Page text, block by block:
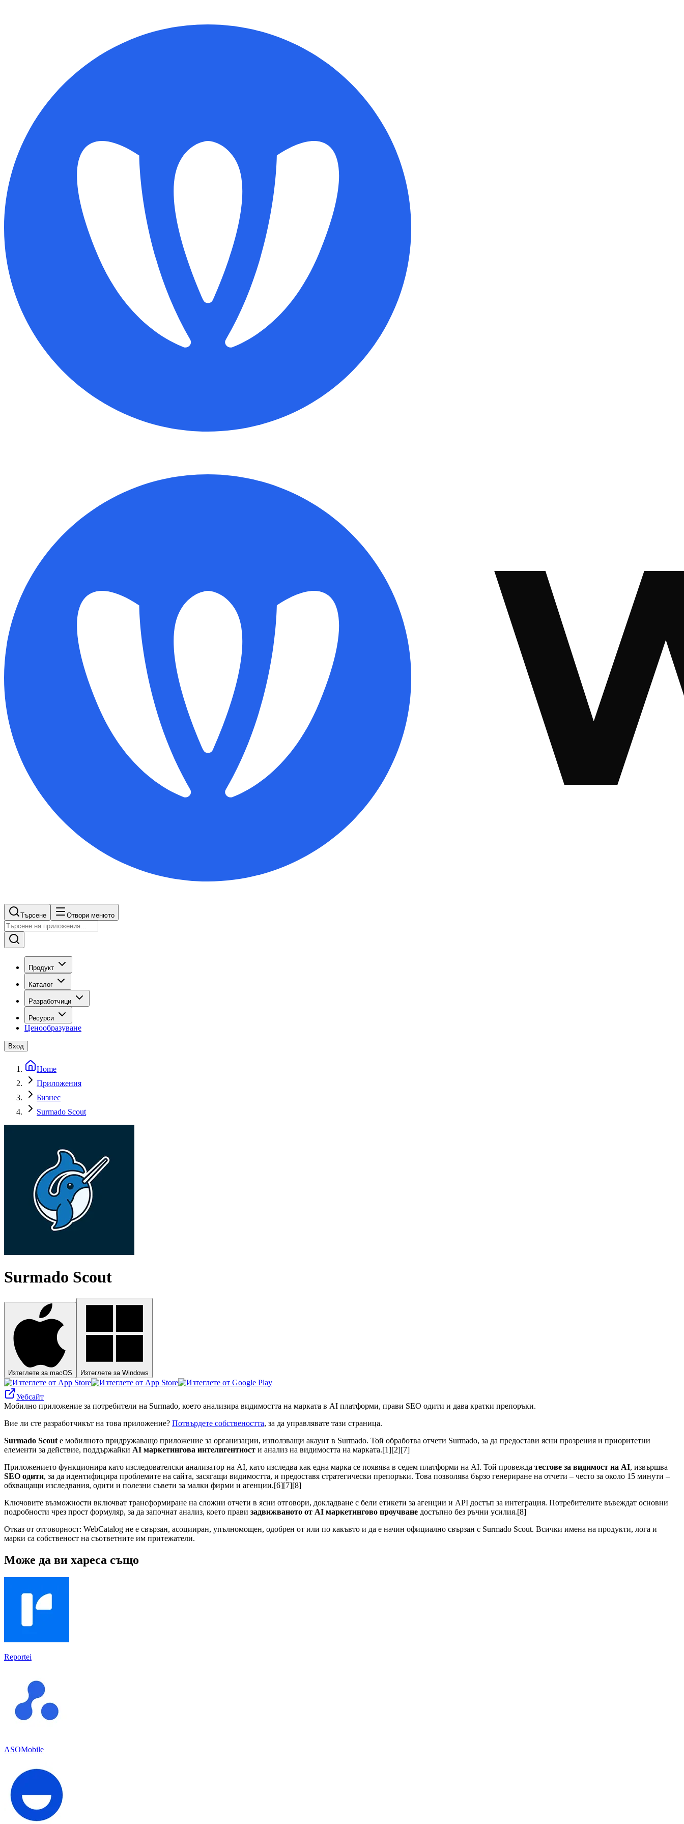
Търсене Отвори менюто
Продукт
Каталог
Разработчици
Ресурси
Ценообразуване
Вход
Home
Приложения
Бизнес
Surmado Scout
Surmado Scout
Изтеглете за macOS Изтеглете за Windows
Уебсайт
Мобилно приложение за потребители на Surmado, което анализира видимостта на марката в AI платформи, прави SEO одити и дава кратки препоръки.
Вие ли сте разработчикът на това приложение? Потвърдете собствеността, за да управлявате тази страница.
Surmado Scout е мобилното придружаващо приложение за организации, използващи акаунт в Surmado. Той обработва отчети Surmado, за да предостави ясни прозрения и приоритетни
елементи за действие, поддържайки AI маркетингова интелигентност и анализ на видимостта на марката.[1][2][7]
Приложението функционира като изследователски анализатор на AI, като изследва как една марка се появява в седем платформи на AI. Той провежда тестове за видимост на AI, извършва
SEO одити, за да идентифицира проблемите на сайта, засягащи видимостта, и предоставя стратегически препоръки. Това позволява бързо генериране на отчети – често за около 15 минути –
обхващащи изследвания, одити и полезни съвети за малки фирми и агенции.[6][7][8]
Ключовите възможности включват трансформиране на сложни отчети в ясни отговори, докладване с бели етикети за агенции и API достъп за интеграция. Потребителите въвеждат основни
подробности чрез прост формуляр, за да започнат анализ, което прави задвижваното от AI маркетингово проучване достъпно без ръчни усилия.[8]
Отказ от отговорност: WebCatalog не е свързан, асоцииран, упълномощен, одобрен от или по какъвто и да е начин официално свързан с Surmado Scout. Всички имена на продукти, лога и
марки са собственост на съответните им притежатели.
Може да ви хареса също
Reportei
ASOMobile